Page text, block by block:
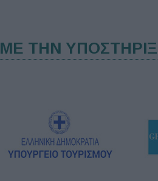
ΜΕ ΤΗΝ